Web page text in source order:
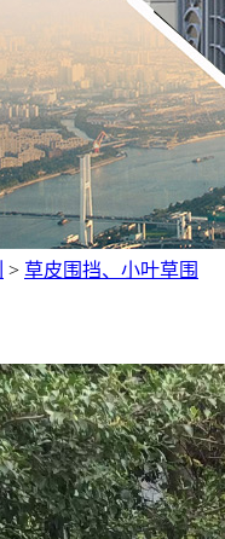
> 草皮围挡、小叶草围